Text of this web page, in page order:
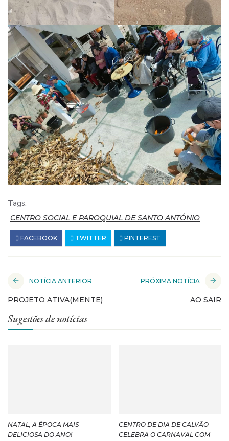
Tags:
CENTRO SOCIAL E PAROQUIAL DE SANTO ANTÓNIO
FACEBOOK TWITTER PINTEREST
NOTÍCIA ANTERIOR
PROJETO ATIVA(MENTE)
PRÓXIMA NOTÍCIA
AO SAIR
Sugestões de notícias
NATAL, A ÉPOCA MAIS
DELICIOSA DO ANO!
CENTRO DE DIA DE CALVÃO
CELEBRA O CARNAVAL COM